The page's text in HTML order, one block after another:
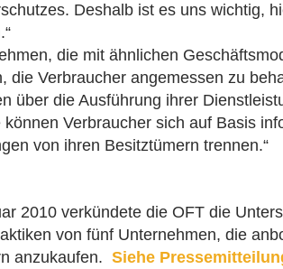
Deshalb ist es uns wichtig,
die mit ähnlichen
die Verbraucher angemessen zu
über die Ausführung ihrer
können Verbraucher sich auf Basis
von ihren Besitztümern trennen.“
2010 verkündete die OFT die
von fünf Unternehmen, die
anzukaufen. Siehe